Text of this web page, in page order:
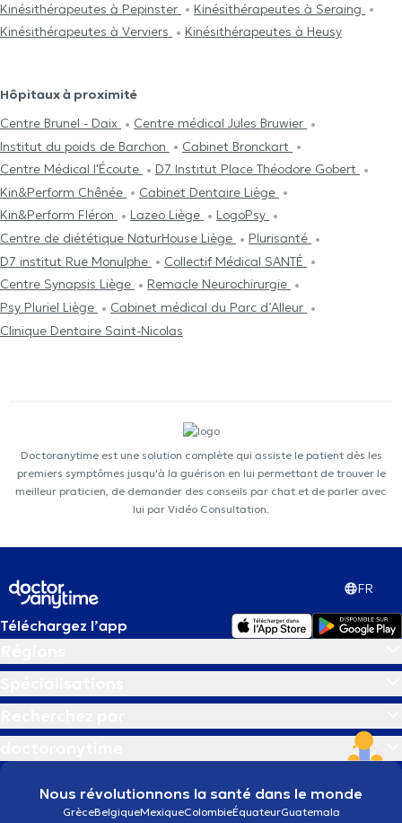
Kinésithérapeutes à Pepinster
Kinésithérapeutes à Seraing
Kinésithérapeutes à Verviers
Kinésithérapeutes à Heusy
Hôpitaux à proximité
Centre Brunel - Daix
Centre médical Jules Bruwier
Institut du poids de Barchon
Cabinet Bronckart
Centre Médical l'Écoute
D7 Institut Place Théodore Gobert
Kin&Perform Chênée
Cabinet Dentaire Liège
Kin&Perform Fléron
Lazeo Liège
LogoPsy
Centre de diététique NaturHouse Liège
Plurisanté
D7 institut Rue Monulphe
Collectif Médical SANTÉ
Centre Synapsis Liège
Remacle Neurochirurgie
Psy Pluriel Liège
Cabinet médical du Parc d’Alleur
Clinique Dentaire Saint-Nicolas
Doctoranytime est une solution complète qui assiste le patient dès les
premiers symptômes jusqu'à la guérison en lui permettant de trouver le
meilleur praticien, de demander des conseils par chat et de parler avec
lui par Vidéo Consultation.
FR
Téléchargez l’app
Nous révolutionnons la santé dans le monde
GrèceBelgiqueMexiqueColombieÉquateurGuatemala